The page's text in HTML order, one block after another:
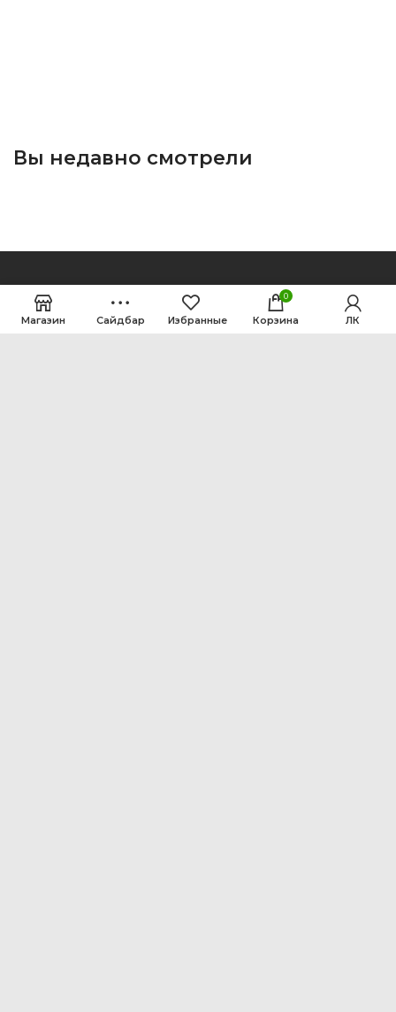
Вы недавно смотрели
Магазин Сайдбар Избранные
0
Корзина ЛК